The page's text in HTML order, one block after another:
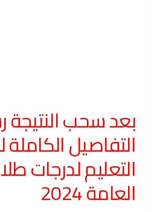
بعد سحب النتيجة
التفاصيل الكاملة
التعليم لدرجات
العامة 2024